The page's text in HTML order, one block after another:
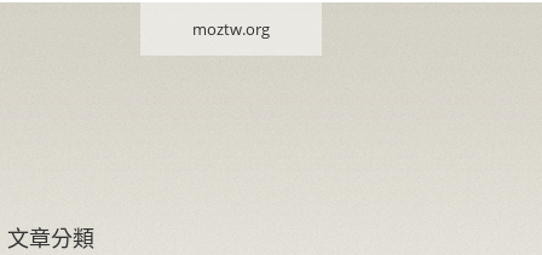
moztw.org
文章分類